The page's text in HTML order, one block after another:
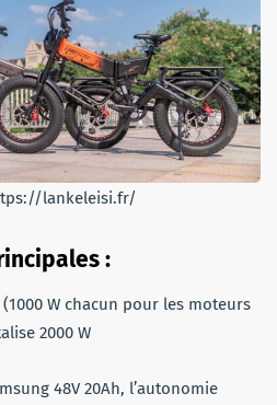
lankeleisi.fr/
:
W chacun pour les moteurs
2000 W
48V 20Ah, l’autonomie